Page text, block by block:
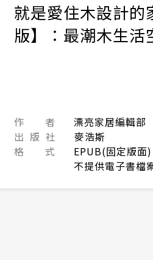
就是愛住木設計的
版】：最潮木生活
作 者
漂亮家居編輯部
出 版 社
麥浩斯
格 式
EPUB(固定版面)
不提供電子書檔